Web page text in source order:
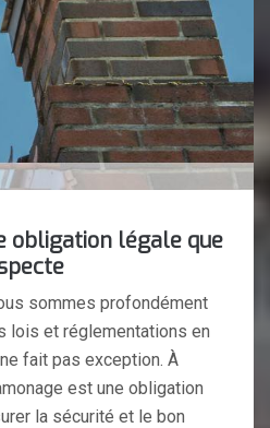
obligation légale que
sommes profondément
lois et réglementations en
fait pas exception. À
est une obligation
la sécurité et le bon